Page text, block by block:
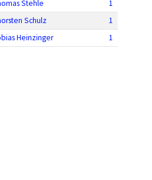
Stehle
1
Schulz
1
Heinzinger
1